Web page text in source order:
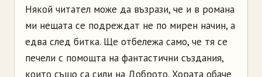
Някой читател може да възрази, че и в романа
ми нещата се подреждат не по мирен начин, а
едва след битка. Ще отбележа само, че тя се
печели с помощта на фантастични създания,
които също са сили на Доброто. Хората обаче